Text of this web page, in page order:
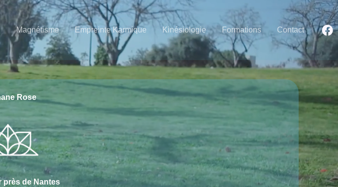
Magnétisme Empreinte Karmique Kinésiologie Formations Contact
Rose
près de Nantes